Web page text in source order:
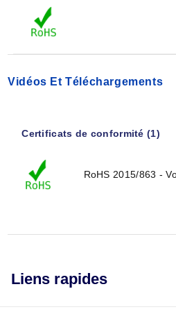
Vidéos Et Téléchargements
Certificats de conformité (1)
RoHS 2015/863 -
Liens rapides